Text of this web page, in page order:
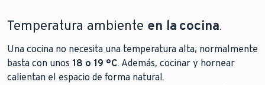
Temperatura ambiente en la cocina.
Una cocina no necesita una temperatura alta; normalmente
basta con unos 18 o 19 °C. Además, cocinar y hornear
calientan el espacio de forma natural.